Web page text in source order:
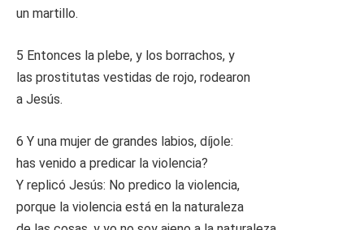
un martillo.
5 Entonces la plebe, y los borrachos, y
las prostitutas vestidas de rojo, rodearon
a Jesús.
6 Y una mujer de grandes labios, díjole:
has venido a predicar la violencia?
Y replicó Jesús: No predico la violencia,
porque la violencia está en la naturaleza